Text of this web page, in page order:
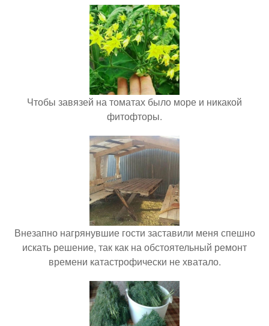
Чтобы завязей на томатах было море и никакой
фитофторы.
Внезапно нагрянувшие гости заставили меня спешно
искать решение, так как на обстоятельный ремонт
времени катастрофически не хватало.